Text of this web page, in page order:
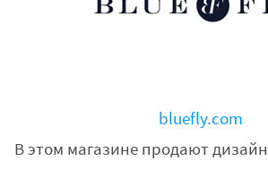
bluefly.com
В этом магазине продают